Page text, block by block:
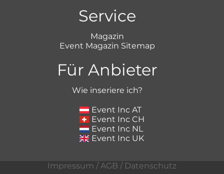
Service
Magazin
Event Magazin Sitemap
Für Anbieter
Wie inseriere ich?
Event Inc AT
Event Inc CH
Event Inc NL
Event Inc UK
Impressum /AGB / Datenschutz